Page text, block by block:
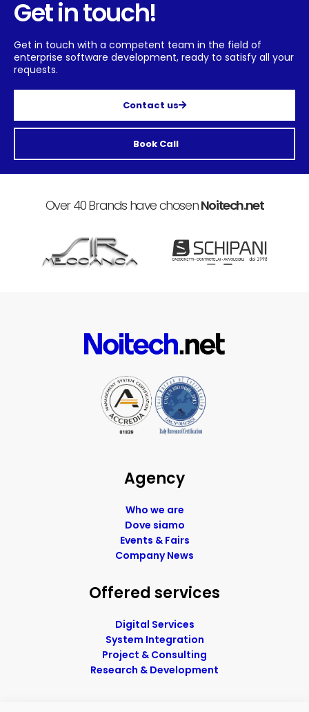
Get in touch!
Get in touch with a competent team in the field of
enterprise software development, ready to satisfy all your
requests.
Contact us
Book Call
Over 40 Brands have chosenNoitech.net
Agency
Who we are
Dove siamo
Events & Fairs
Company News
Offered services
Digital Services
System Integration
Project & Consulting
Research & Development